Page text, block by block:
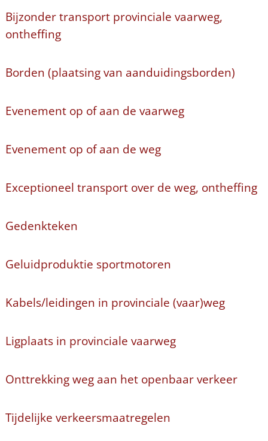
Bijzonder transport provinciale vaarweg,
ontheffing
Borden (plaatsing van aanduidingsborden)
Evenement op of aan de vaarweg
Evenement op of aan de weg
Exceptioneel transport over de weg, ontheffing
Gedenkteken
Geluidproduktie sportmotoren
Kabels/leidingen in provinciale (vaar)weg
Ligplaats in provinciale vaarweg
Onttrekking weg aan het openbaar verkeer
Tijdelijke verkeersmaatregelen